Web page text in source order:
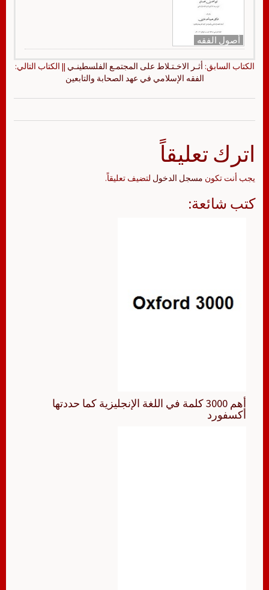
أصول الفقه
الكتاب السابق: أثـر الاخـتـلاط على المجتمـع الفلسطينـي || الكتاب التالي:
الفقه الإسلامي في عهد الصحابة والتابعين
اترك تعليقاً
يجب أنت تكون مسجل الدخول لتضيف تعليقاً.
كتب شائعة:
أهم 3000 كلمة في اللغة الإنجليزية كما حددتها
أكسفورد